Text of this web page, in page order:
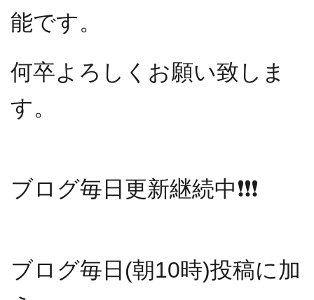
能です。
何卒よろしくお願い致しま
す。
ブログ毎日更新継続中❗️❗️❗️
ブログ毎日(朝10時)投稿に加